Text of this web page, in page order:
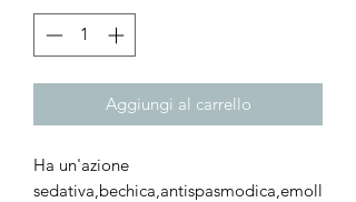
Aggiungi al carrello
Ha un'azione
sedativa,bechica,antispasmodica,emoll